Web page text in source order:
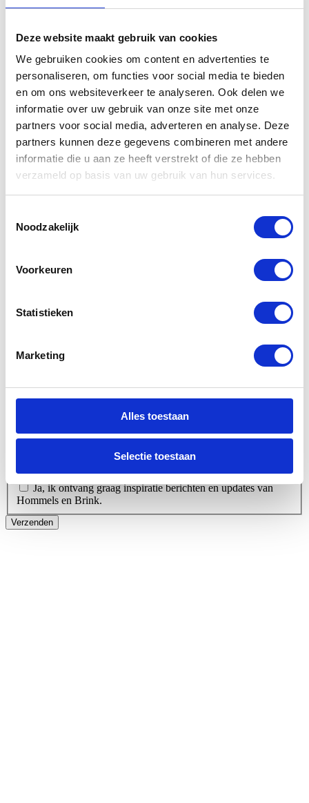
Deze website maakt gebruik van cookies
We gebruiken cookies om content en advertenties te
personaliseren, om functies voor social media te bieden
en om ons websiteverkeer te analyseren. Ook delen we
informatie over uw gebruik van onze site met onze
partners voor social media, adverteren en analyse. Deze
partners kunnen deze gegevens combineren met andere
informatie die u aan ze heeft verstrekt of die ze hebben
verzameld op basis van uw gebruik van hun services.
Noodzakelijk
Voorkeuren
Statistieken
Marketing
Alles toestaan
Selectie toestaan
06 - 537 700 84
06 - 413 174 47
E-mail
info@hommelsenbrink.nl
Algemene voorwaarden
" geeft vereiste velden aan
Instagram
Naam*
Bericht*
Algemene Voorwaarden*
Ja, ik ontvang graag inspiratie berichten en updates van
Hommels en Brink.
Verzenden